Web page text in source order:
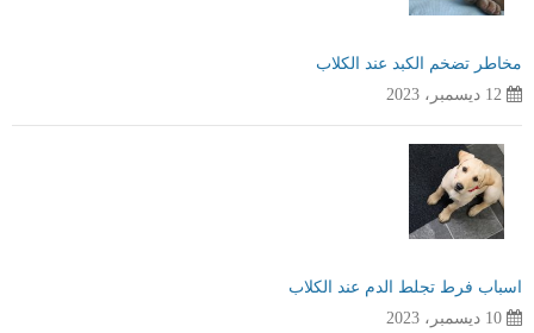
مخاطر تضخم الكبد عند الكلاب
12 ديسمبر، 2023
اسباب فرط تجلط الدم عند الكلاب
10 ديسمبر، 2023